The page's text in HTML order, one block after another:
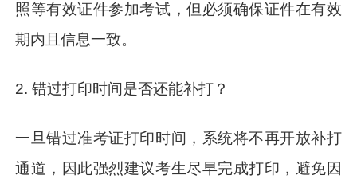
照等有效证件参加考试，但必须确保证件在有效
期内且信息一致。
2. 错过打印时间是否还能补打？
一旦错过准考证打印时间，系统将不再开放补打
通道，因此强烈建议考生尽早完成打印，避免因